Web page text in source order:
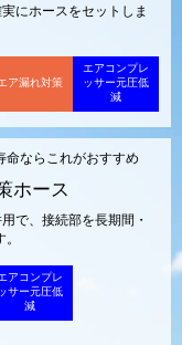
にホースをセットしま
ア漏れ対策
エアコンプレ
ッサー元圧低
減
命ならこれがおすすめ
ホース
で、接続部を長期間・
アコンプレ
サー元圧低
減